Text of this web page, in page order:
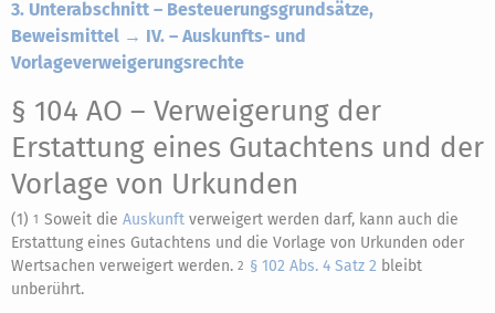
3. Unterabschnitt – Besteuerungsgrundsätze,
Beweismittel → IV. – Auskunfts- und
Vorlageverweigerungsrechte
§ 104 AO – Verweigerung der
Erstattung eines Gutachtens und der
Vorlage von Urkunden
(1) 1 Soweit die Auskunft verweigert werden darf, kann auch die
Erstattung eines Gutachtens und die Vorlage von Urkunden oder
Wertsachen verweigert werden. 2 § 102 Abs. 4 Satz 2 bleibt
unberührt.